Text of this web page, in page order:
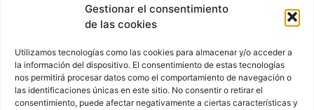
Gestionar el consentimiento
de las cookies
Utilizamos tecnologías como las cookies para almacenar y/o acceder a
la información del dispositivo. El consentimiento de estas tecnologías
nos permitirá procesar datos como el comportamiento de navegación o
las identificaciones únicas en este sitio. No consentir o retirar el
consentimiento, puede afectar negativamente a ciertas características y